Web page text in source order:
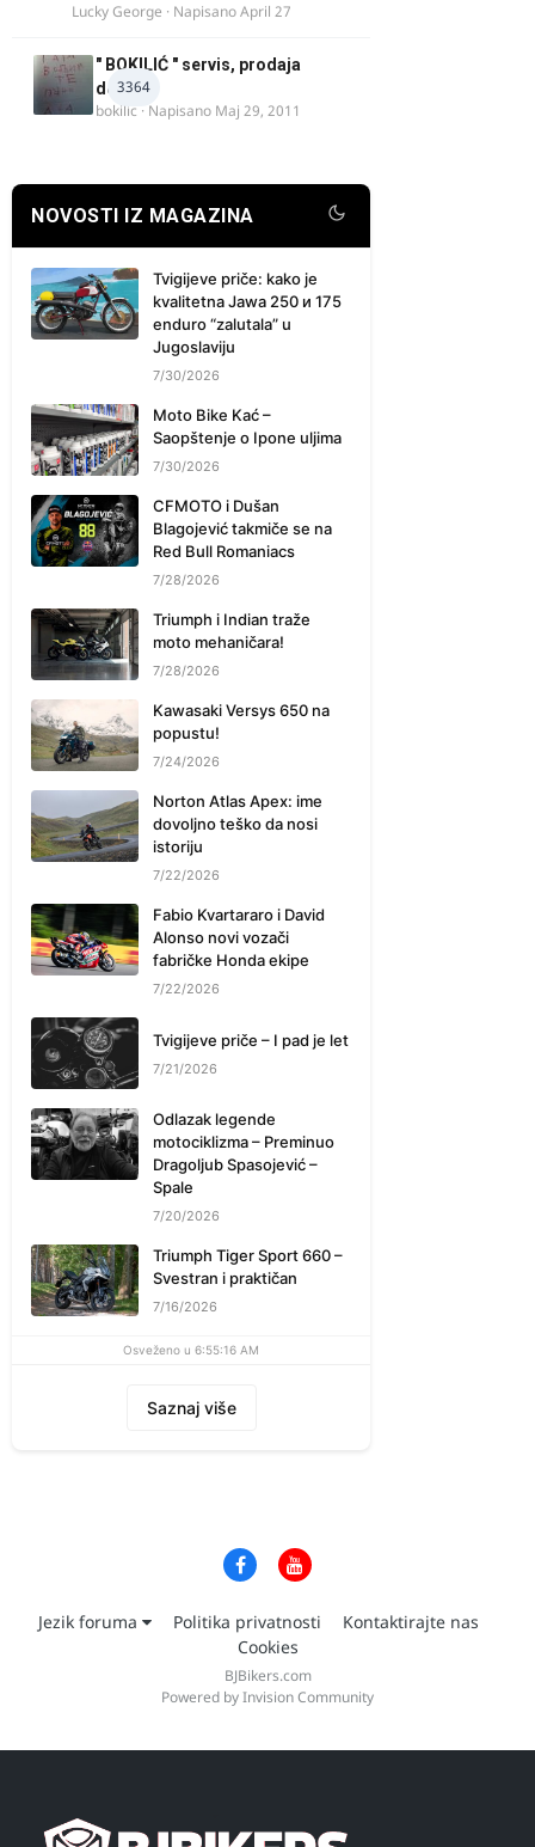
Lucky George · NapisanoApril 27
3364
" BOKILIĆ " servis, prodaja
delova
bokilic · Napisano Maj 29, 2011
NOVOSTI IZ MAGAZINA
Tvigijeve priče: kako je
kvalitetna Jawa 250 и 175
enduro “zalutala” u
Jugoslaviju
7/30/2026
Moto Bike Kać –
Saopštenje o Ipone uljima
7/30/2026
CFMOTO i Dušan
Blagojević takmiče se na
Red Bull Romaniacs
7/28/2026
Triumph i Indian traže
moto mehaničara!
7/28/2026
Kawasaki Versys 650 na
popustu!
7/24/2026
Norton Atlas Apex: ime
dovoljno teško da nosi
istoriju
7/22/2026
Fabio Kvartararo i David
Alonso novi vozači
fabričke Honda ekipe
7/22/2026
Tvigijeve priče – I pad je let
7/21/2026
Odlazak legende
motociklizma – Preminuo
Dragoljub Spasojević –
Spale
7/20/2026
Triumph Tiger Sport 660 –
Svestran i praktičan
7/16/2026
Osveženo u 6:55:16 AM
Saznaj više
Jezik foruma Politika privatnosti
Kontaktirajte nas
Cookies
BJBikers.com
Powered by Invision Community